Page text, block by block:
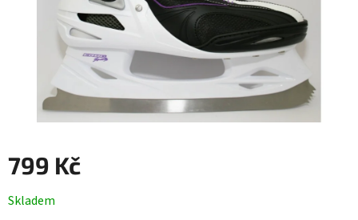
799 Kč
cena:
Skladem